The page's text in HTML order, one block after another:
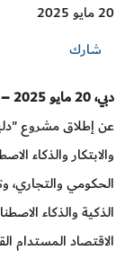
20 مايو 2025
شارك
دبي، 20 مايو 2025 –
والابتكار والذكاء
الحكومي والتجاري،
الذكية والذكاء
الاقتصاد المستدام